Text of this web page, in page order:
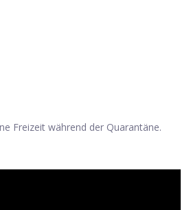
Freizeit während der Quarantäne.